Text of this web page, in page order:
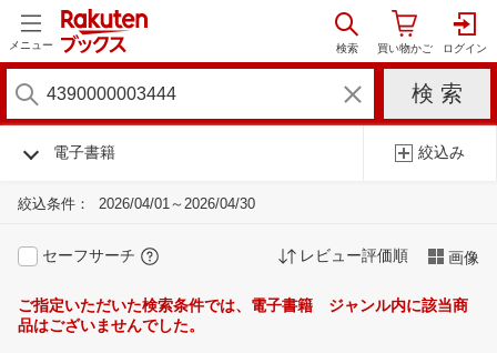
メニュー
電子書籍 絞込み
絞込条件： 2026/04/01～2026/04/30
セーフサーチ レビュー評価順 画像
ご指定いただいた検索条件では、電子書籍 ジャンル内に該当商
品はございませんでした。